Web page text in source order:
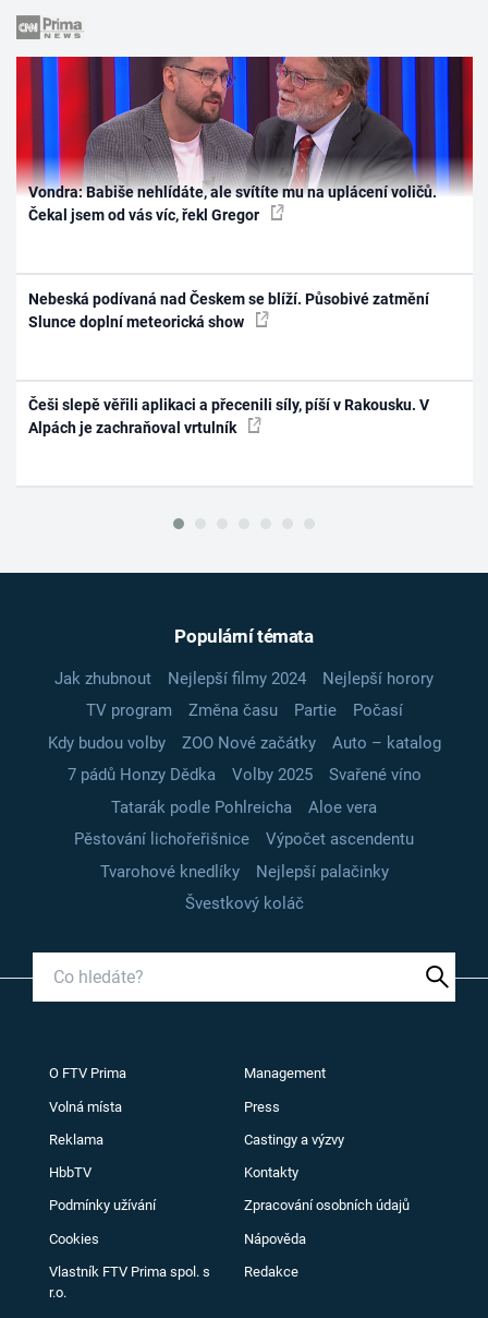
Vondra: Babiše nehlídáte, ale svítíte mu na uplácení voličů.
Čekal jsem od vás víc, řekl Gregor
Nebeská podívaná nad Českem se blíží. Působivé zatmění
Slunce doplní meteorická show
Češi slepě věřili aplikaci a přecenili síly, píší v Rakousku. V
Alpách je zachraňoval vrtulník
Populární témata
Jak zhubnout Nejlepší filmy 2024
Nejlepší horory
TV program
Změna času Partie
Počasí
Kdy budou volby
ZOO Nové začátky
Auto – katalog
7 pádů Honzy Dědka
Volby 2025
Svařené víno
Tatarák podle Pohlreicha
Aloe vera
Pěstování lichořeřišnice
Výpočet ascendentu
Tvarohové knedlíky
Nejlepší palačinky
Švestkový koláč
O FTV Prima Management
Volná místa Press
Reklama Castingy a výzvy
HbbTV Kontakty
Podmínky užívání Zpracování osobních údajů
Cookies Nápověda
Vlastník FTV Prima spol. s
r.o.
Redakce